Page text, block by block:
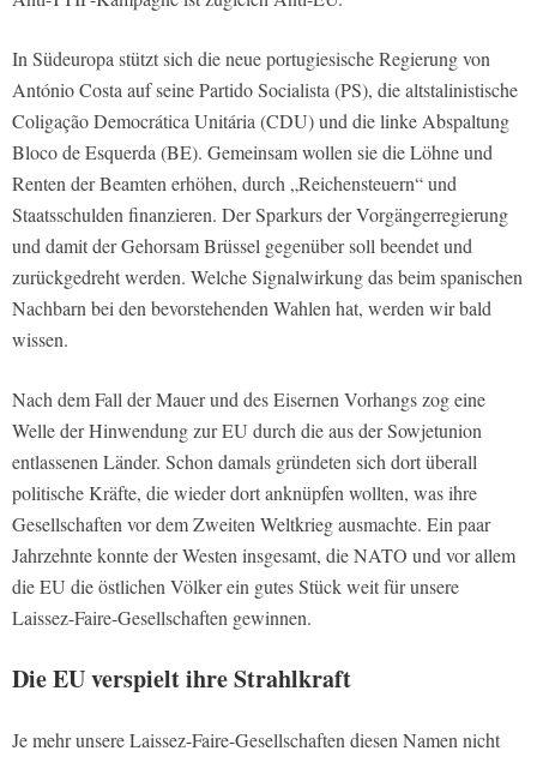
In Südeuropa stützt sich die neue portugiesische Regierung von
António Costa auf seine Partido Socialista (PS), die altstalinistische
Coligação Democrática Unitária (CDU) und die linke Abspaltung
Bloco de Esquerda (BE). Gemeinsam wollen sie die Löhne und
Renten der Beamten erhöhen, durch „Reichensteuern“ und
Staatsschulden finanzieren. Der Sparkurs der Vorgängerregierung
und damit der Gehorsam Brüssel gegenüber soll beendet und
zurückgedreht werden. Welche Signalwirkung das beim spanischen
Nachbarn bei den bevorstehenden Wahlen hat, werden wir bald
wissen.
Nach dem Fall der Mauer und des Eisernen Vorhangs zog eine
Welle der Hinwendung zur EU durch die aus der Sowjetunion
entlassenen Länder. Schon damals gründeten sich dort überall
politische Kräfte, die wieder dort anknüpfen wollten, was ihre
Gesellschaften vor dem Zweiten Weltkrieg ausmachte. Ein paar
Jahrzehnte konnte der Westen insgesamt, die NATO und vor allem
die EU die östlichen Völker ein gutes Stück weit für unsere
Laissez-Faire-Gesellschaften gewinnen.
Die EUverspieltihre Strahlkraft
Je mehr unsere Laissez-Faire-Gesellschaften diesen Namen nicht